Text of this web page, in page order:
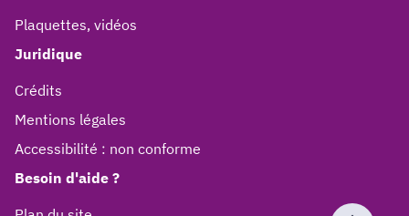
Plaquettes, vidéos
Juridique
Crédits
Mentions légales
Accessibilité : non conforme
Besoin d'aide ?